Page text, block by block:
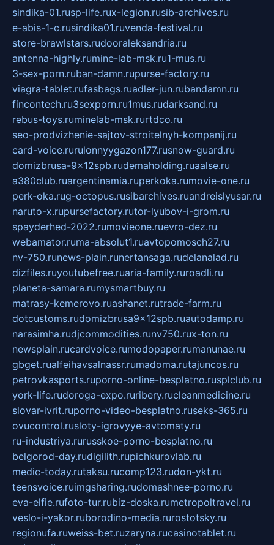
sindika-01.rusp-life.rux-legion.rusib-archives.ru
e-abis-1-c.rusindika01.ruvenda-festival.ru
store-brawlstars.rudooraleksandria.ru
antenna-highly.rumine-lab-msk.ru1-mus.ru
3-sex-porn.ruban-damn.rupurse-factory.ru
viagra-tablet.rufasbags.ruadler-jun.rubandamn.ru
fincontech.ru3sexporn.ru1mus.rudarksand.ru
rebus-toys.ruminelab-msk.rurtdco.ru
seo-prodvizhenie-sajtov-stroitelnyh-kompanij.ru
card-voice.rurulonnyygazon177.rusnow-guard.ru
domizbrusa-9x12spb.rudemaholding.ruaalse.ru
a380club.ruargentinamia.ruperkoka.rumovie-one.ru
perk-oka.rug-octopus.rusibarchives.ruandreislyusar.ru
naruto-x.rupursefactory.rutor-lyubov-i-grom.ru
spayderhed-2022.rumovieone.ruevro-dez.ru
webamator.ruma-absolut1.ruavtopomosch27.ru
nv-750.runews-plain.runertansaga.rudelanalad.ru
dizfiles.ruyoutubefree.ruaria-family.ruroadli.ru
planeta-samara.rumysmartbuy.ru
matrasy-kemerovo.ruashanet.rutrade-farm.ru
dotcustoms.rudomizbrusa9x12spb.ruautodamp.ru
narasimha.rudjcommodities.runv750.rux-ton.ru
newsplain.rucardvoice.rumodopaper.rumanunae.ru
gbget.rualfeihavsalnassr.rumadoma.rutajuncos.ru
petrovkasports.ruporno-online-besplatno.rusplclub.ru
york-life.rudoroga-expo.ruribery.rucleanmedicine.ru
slovar-ivrit.ruporno-video-besplatno.ruseks-365.ru
ovucontrol.rusloty-igrovyye-avtomaty.ru
ru-industriya.rurusskoe-porno-besplatno.ru
belgorod-day.rudigilith.rupichkurovlab.ru
medic-today.rutaksu.rucomp123.rudon-ykt.ru
teensvoice.ruimgsharing.rudomashnee-porno.ru
eva-elfie.rufoto-tur.rubiz-doska.rumetropoltravel.ru
veslo-i-yakor.ruborodino-media.rurostotsky.ru
regionufa.ruweiss-bet.ruzaryna.rucasinotablet.ru